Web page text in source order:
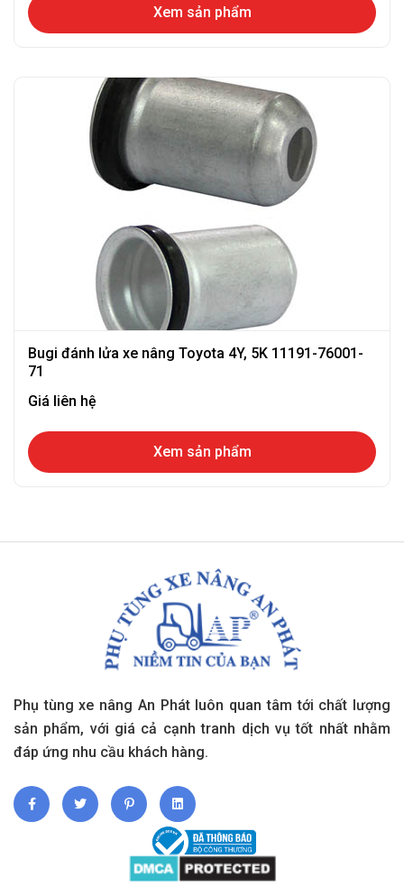
Xem sản phẩm
Bugi đánh lửa xe nâng Toyota 4Y, 5K 11191-76001-
71
Giá liên hệ
Xem sản phẩm
Phụ tùng xe nâng An Phát luôn quan tâm tới chất lượng
sản phẩm, với giá cả cạnh tranh dịch vụ tốt nhất nhằm
đáp ứng nhu cầu khách hàng.